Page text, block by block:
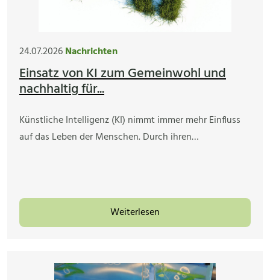
24.07.2026Nachrichten
Einsatz von KI zum Gemeinwohl und
nachhaltig für...
Künstliche Intelligenz (KI) nimmt immer mehr Einfluss
auf das Leben der Menschen. Durch ihren…
Weiterlesen